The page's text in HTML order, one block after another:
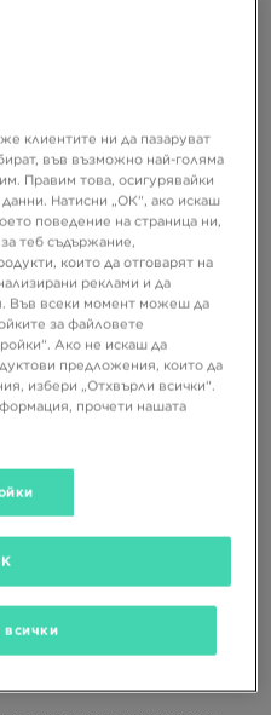
САМО В
BALANCE ПАНТАЛОНИ
SL PANT
€
ЛВ.
клиентите ни да пазаруват
във възможно най-голяма
Правим това, осигурявайки
Натисни „ОК“, ако искаш
поведение на страница ни,
теб съдържание,
които да отговарят на
реклами и да
Във всеки момент можеш да
за файловете
Ако не искаш да
предложения, които да
избери „Отхвърли всички“.
прочети нашата
всички